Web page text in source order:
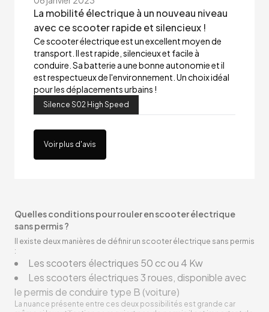
La mobilité électrique à un nouveau niveau
avec ce scooter rapide et silencieux !
Ce scooter électrique est un excellent moyen de
transport. Il est rapide, silencieux et facile à
conduire. Sa batterie a une bonne autonomie et il
est respectueux de l'environnement. Un choix idéal
pour les déplacements urbains !
Silence S02 High Speed
Voir plus d'avis
Quelles conditions pour rouler en scooter électrique
sans permis ?
Il existe deux manières de définir un scooter électrique sans permis
:
Les scooters électriques 50 cc ou 4 Kw
Les scooters électriques 3 roues, disponible avec
le permis de conduire type B (voiture)
La nuance présente entre ces deux possibilités est grande car